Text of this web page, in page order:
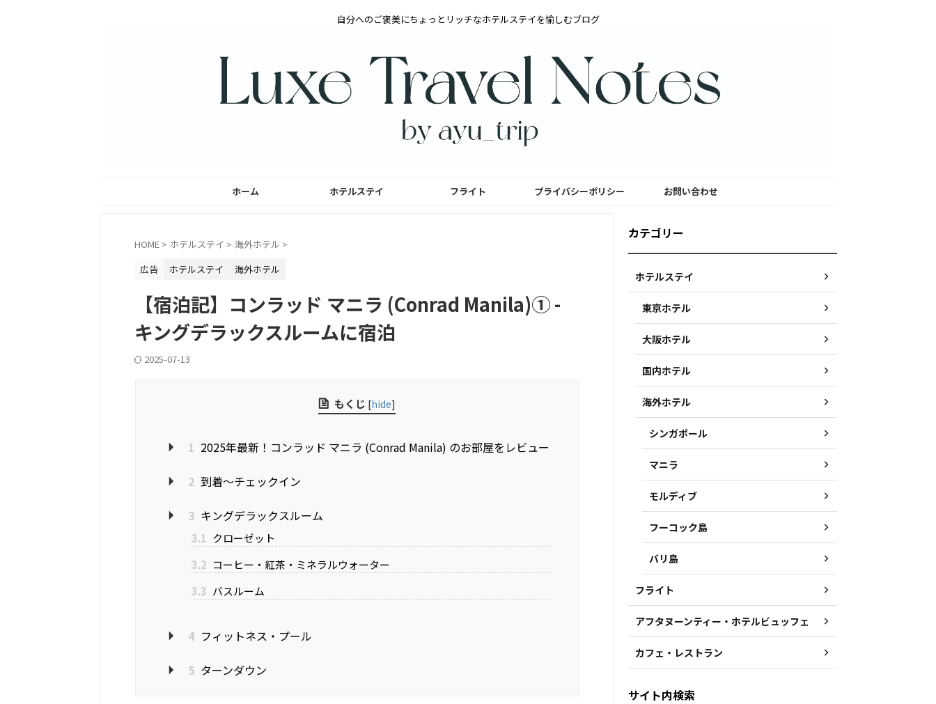
自分へのご褒美にちょっとリッチなホテルステイを愉しむブログ
ホーム ホテルステイ フライト プライバシーポリシー お問い合わせ
HOME > ホテルステイ > 海外ホテル >
広告
ホテルステイ 海外ホテル
【宿泊記】コンラッド マニラ (Conrad Manila)① -
キングデラックスルームに宿泊
2025-07-13
もくじ [hide]
1 2025年最新！コンラッド マニラ (Conrad Manila) のお部屋をレビュー
2 到着～チェックイン
3 キングデラックスルーム
3.1 クローゼット
3.2 コーヒー・紅茶・ミネラルウォーター
3.3 バスルーム
4 フィットネス・プール
5 ターンダウン
カテゴリー
ホテルステイ
東京ホテル
大阪ホテル
国内ホテル
海外ホテル
シンガポール
マニラ
モルディブ
フーコック島
バリ島
フライト
アフタヌーンティー・ホテルビュッフェ
カフェ・レストラン
サイト内検索